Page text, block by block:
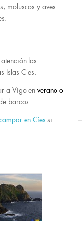
moluscos y aves
las
Islas Cíes.
a Vigo en verano o
barcos.
en Cíes si